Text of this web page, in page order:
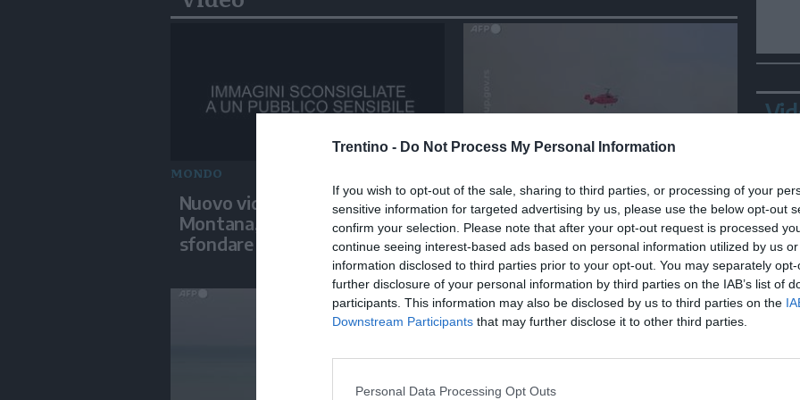
Trentino - Do Not Process My Personal Information
If you wish to opt-out of the sale, sharing to third parties, or processing of your
sensitive information for targeted advertising by us, please use the below opt-out
confirm your selection. Please note that after your opt-out request is processed
continue seeing interest-based ads based on personal information utilized by us
information disclosed to third parties prior to your opt-out. You may separately
further disclosure of your personal information by third parties on the IAB’s list of
participants. This information may also be disclosed by us to third parties on the
Downstream Participants that may further disclose it to other third parties.
Personal Data Processing Opt Outs
MONDO
Nuovo video su Crans-
Montana, i giovani cercano di
sfondare le vetrate
Incendio in Serbia, a fuoco una
riserva naturale vicino
Belgrado